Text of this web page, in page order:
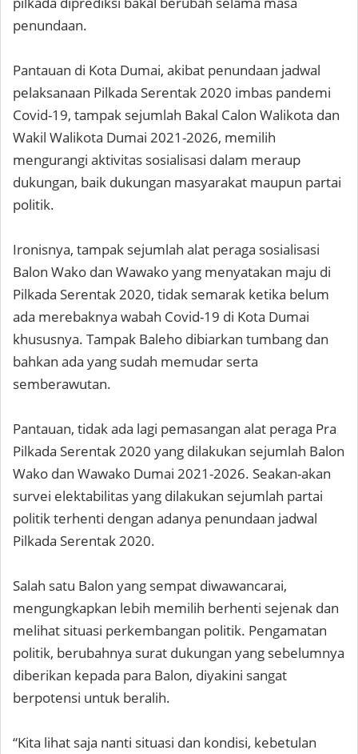
penundaan.
Pantauan di Kota Dumai, akibat penundaan jadwal
pelaksanaan Pilkada Serentak 2020 imbas pandemi
Covid-19, tampak sejumlah Bakal Calon Walikota dan
Wakil Walikota Dumai 2021-2026, memilih
mengurangi aktivitas sosialisasi dalam meraup
dukungan, baik dukungan masyarakat maupun partai
politik.
Ironisnya, tampak sejumlah alat peraga sosialisasi
Balon Wako dan Wawako yang menyatakan maju di
Pilkada Serentak 2020, tidak semarak ketika belum
ada merebaknya wabah Covid-19 di Kota Dumai
khususnya. Tampak Baleho dibiarkan tumbang dan
bahkan ada yang sudah memudar serta
semberawutan.
Pantauan, tidak ada lagi pemasangan alat peraga Pra
Pilkada Serentak 2020 yang dilakukan sejumlah Balon
Wako dan Wawako Dumai 2021-2026. Seakan-akan
survei elektabilitas yang dilakukan sejumlah partai
politik terhenti dengan adanya penundaan jadwal
Pilkada Serentak 2020.
Salah satu Balon yang sempat diwawancarai,
mengungkapkan lebih memilih berhenti sejenak dan
melihat situasi perkembangan politik. Pengamatan
politik, berubahnya surat dukungan yang sebelumnya
diberikan kepada para Balon, diyakini sangat
berpotensi untuk beralih.
“Kita lihat saja nanti situasi dan kondisi, kebetulan